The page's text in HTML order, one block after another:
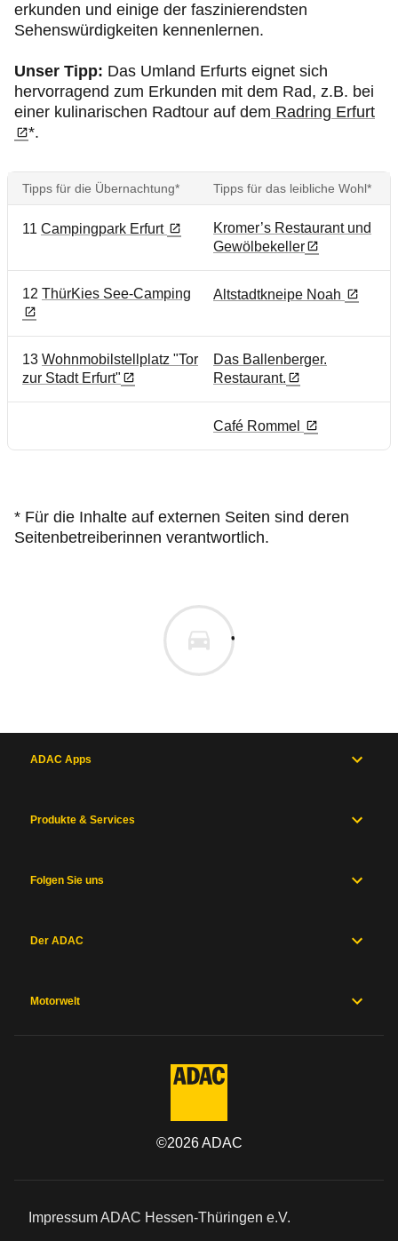
erkunden und einige der faszinierendsten
Sehenswürdigkeiten kennenlernen.
Unser Tipp: Das Umland Erfurts eignet sich
hervorragend zum Erkunden mit dem Rad, z.B. bei
einer kulinarischen Radtour auf dem Radring Erfurt
*.
Tipps für die Übernachtung* Tipps für das leibliche Wohl*
11 Campingpark Erfurt
Kromer’s Restaurant und
Gewölbekeller
12 ThürKies See-Camping Altstadtkneipe Noah
13 Wohnmobilstellplatz "Tor
zur Stadt Erfurt"
Das Ballenberger.
Restaurant.
Café Rommel
* Für die Inhalte auf externen Seiten sind deren
Seitenbetreiberinnen verantwortlich.
ADAC Apps
Produkte & Services
Folgen Sie uns
Der ADAC
Motorwelt
©2026ADAC
Impressum ADAC Hessen-Thüringen e.V.